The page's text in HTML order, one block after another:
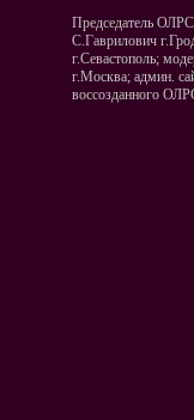
Председатель
С.Гаврилович
г.Севастополь;
г.Москва; админ.
воссозданного